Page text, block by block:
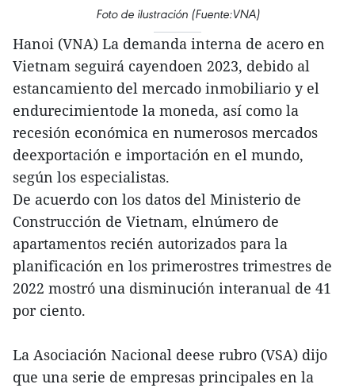
Foto de ilustración (Fuente:VNA)
Hanoi (VNA) La demanda interna de acero en
Vietnam seguirá cayendoen 2023, debido al
estancamiento del mercado inmobiliario y el
endurecimientode la moneda, así como la
recesión económica en numerosos mercados
deexportación e importación en el mundo,
según los especialistas.
De acuerdo con los datos del Ministerio de
Construcción de Vietnam, elnúmero de
apartamentos recién autorizados para la
planificación en los primerostres trimestres de
2022 mostró una disminución interanual de 41
por ciento.
La Asociación Nacional deese rubro (VSA) dijo
que una serie de empresas principales en la